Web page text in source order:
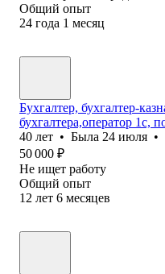
Общий опыт
24 года 1 месяц
Бухгалтер, бухгалтер-
бухгалтера,оператор 1с,
40 лет • Была 24 июля •
50 000 ₽
Не ищет работу
Общий опыт
12 лет 6 месяцев